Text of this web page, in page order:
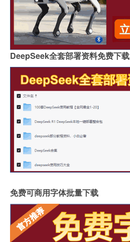
DeepSeek全套部署资料免费下载
免费可商用字体批量下载